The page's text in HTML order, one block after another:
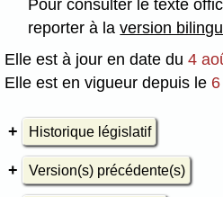
Pour consulter le texte
reporter à laversion
Elle est à jour en date du 4
Elle est en vigueur depuis le
Historique législatif
Version(s) précédente(s)